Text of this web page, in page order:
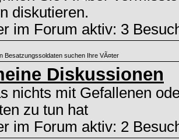
diskutieren.
im Forum aktiv: 3
Besatzungssoldaten suchen Ihre VÃ¤ter
Diskussionen
nichts mit Gefallenen
zu tun hat
im Forum aktiv: 2